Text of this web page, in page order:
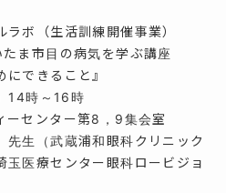
ボ（生活訓練開催事業）
ま市目の病気を学ぶ講座
にできること』
14時～16時
ーセンター第8，9集会室
生（武蔵浦和眼科クリニック
玉医療センター眼科ロービジョ